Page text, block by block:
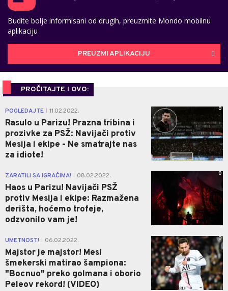
Budite bolje informisani od drugih, preuzmite Mondo mobilnu
aplikaciju
PREUZMI APLIKACIJU
PROČITAJTE I OVO:
POGLEDAJTE 11.02.2022.
Rasulo u Parizu! Prazna tribina i
prozivke za PSŽ: Navijači protiv
Mesija i ekipe - Ne smatrajte nas
za idiote!
0
ZARATILI SA IGRAČIMA! 08.02.2022.
Haos u Parizu! Navijači PSŽ
protiv Mesija i ekipe: Razmažena
derišta, hoćemo trofeje,
odzvonilo vam je!
0
UMETNOST! 06.02.2022.
Majstor je majstor! Mesi
šmekerski matirao šampiona:
"Bocnuo" preko golmana i oborio
Peleov rekord! (VIDEO)
0